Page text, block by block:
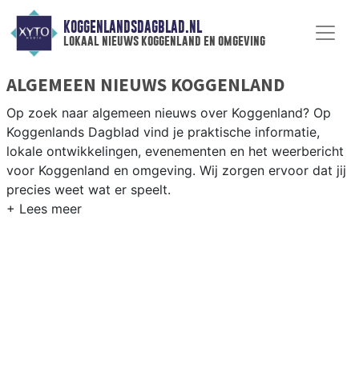
KOGGENLANDSDAGBLAD.NL
lokaal nieuws koggenland en omgeving
ALGEMEEN NIEUWS KOGGENLAND
Op zoek naar algemeen nieuws over Koggenland? Op
Koggenlands Dagblad vind je praktische informatie,
lokale ontwikkelingen, evenementen en het weerbericht
voor Koggenland en omgeving. Wij zorgen ervoor dat jij
precies weet wat er speelt.